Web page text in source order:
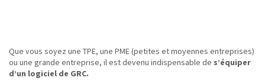
Que vous soyez une TPE, une PME (petites et moyennes entreprises)
ou une grande entreprise, il est devenu indispensable de s’équiper
d’un logiciel de GRC.